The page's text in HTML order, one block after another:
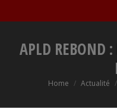
APLD REBOND
You are here:
Home Actualité